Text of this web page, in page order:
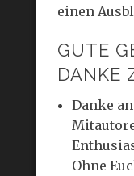
einen
GUTE
DANKE
Danke
Ohne